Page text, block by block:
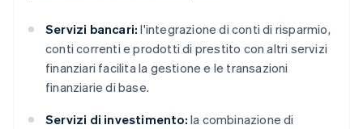
Servizi bancari: l'integrazione di conti di risparmio,
conti correnti e prodotti di prestito con altri servizi
finanziari facilita la gestione e le transazioni
finanziarie di base.
Servizi di investimento: la combinazione di